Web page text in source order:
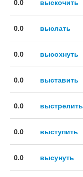
0.0 выскочить
0.0 выслать
0.0 высохнуть
0.0 выставить
0.0 выстрелить
0.0 выступить
0.0 высунуть